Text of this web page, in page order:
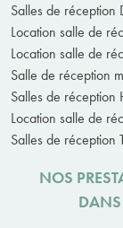
Salles de réception
Location salle de
Location salle de
Salle de réception
Salles de réception
Location salle de
Salles de réception
NOS
DANS